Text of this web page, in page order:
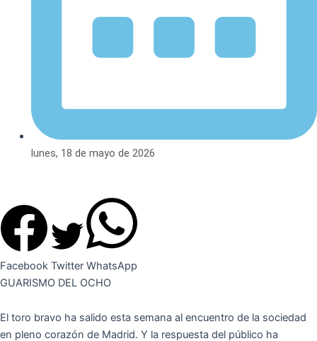
lunes, 18 de mayo de 2026
Facebook Twitter WhatsApp
GUARISMO DEL OCHO
El toro bravo ha salido esta semana al encuentro de la sociedad
en pleno corazón de Madrid. Y la respuesta del público ha